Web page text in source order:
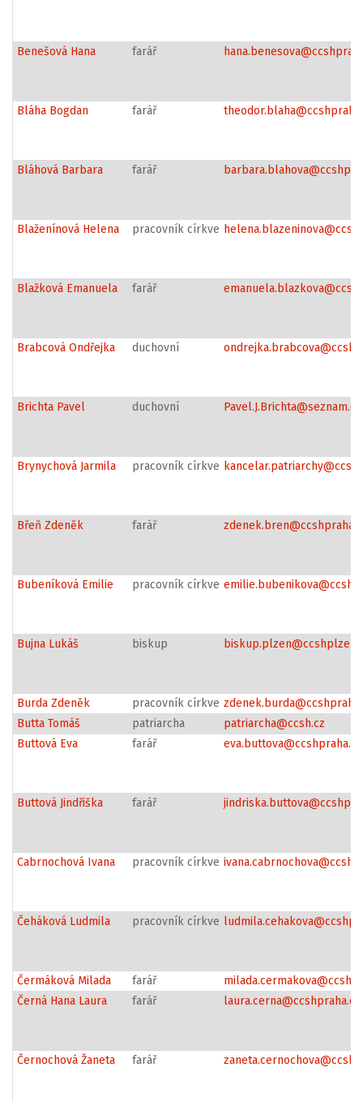
Benešová Hana farář
Bláha Bogdan farář
Bláhová Barbara farář
Blaženínová Helena pracovník církve
Blažková Emanuela farář
Brabcová Ondřejka duchovní
Brichta Pavel duchovní Pavel.J.Brichta@seznam.cz
Brynychová Jarmila pracovník církve
Břeň Zdeněk farář
Bubeníková Emilie pracovník církve
Bujna Lukáš biskup
Burda Zdeněk pracovník církve
Butta Tomáš
patriarcha
patriarcha@ccsh.cz
Buttová Eva
farář eva.buttova@ccshpraha.cz
Buttová Jindřiška farář
Cabrnochová Ivana pracovník církve
Čeháková Ludmila pracovník církve
Čermáková Milada farář
Černá Hana Laura
farář laura.cerna@ccshpraha.cz
Černochová Žaneta farář